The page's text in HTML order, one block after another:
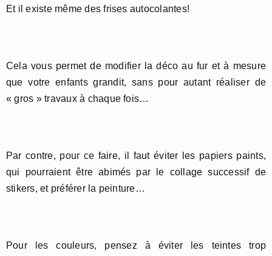
Et il existe même des frises autocolantes!
Cela vous permet de modifier la déco au fur et à mesure
que votre enfants grandit, sans pour autant réaliser de
« gros » travaux à chaque fois…
Par contre, pour ce faire, il faut éviter les papiers paints,
qui pourraient être abimés par le collage successif de
stikers, et préférer la peinture…
Pour les couleurs, pensez à éviter les teintes trop